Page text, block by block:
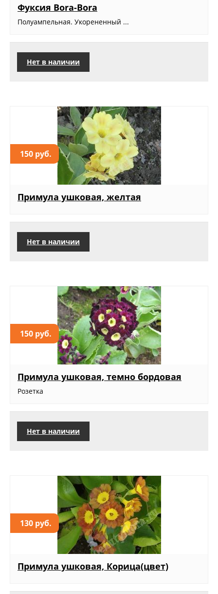
Фуксия Bora-Bora
Полуампельная. Укорененный ...
Нет в наличии
150 руб.
Примула ушковая, желтая
Нет в наличии
150 руб.
Примула ушковая, темно бордовая
Розетка
Нет в наличии
130 руб.
Примула ушковая, Корица(цвет)